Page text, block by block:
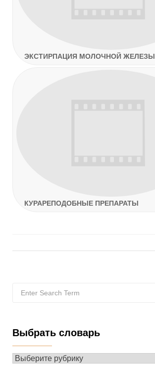
ЭКСТИРПАЦИЯ МОЛОЧНОЙ ЖЕЛЕЗЫ
КУРАРЕПОДОБНЫЕ ПРЕПАРАТЫ
for:
Выбрать словарь
Выбрать